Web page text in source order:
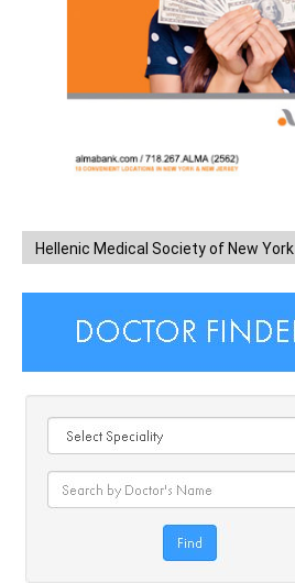
Hellenic Medical Society of New York